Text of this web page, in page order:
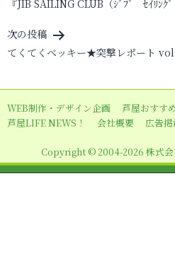
ナ
ビ
ゲ
シ
ョ
『JIB SAILING CLUB（ｼﾞﾌﾞ ｾｲﾘﾝ
次の投稿
てくてくベッキー★突撃レポート
WEB制作・デザイン企画 芦屋おすす
芦屋LIFE NEWS！
会社概要 広告
Copyright © 2004-2026 株式